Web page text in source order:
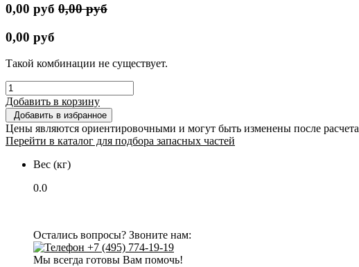
0,00 руб 0,00руб
0,00 руб
Такой комбинации не существует.
Добавить в корзину
Добавить в избранное
Цены являются ориентировочными и могут быть изменены после расчета
Перейти в каталог для подбора запасных частей
Вес (кг)
0.0
Остались вопросы? Звоните нам:
+7 (495) 774-19-19
Мы всегда готовы Вам помочь!